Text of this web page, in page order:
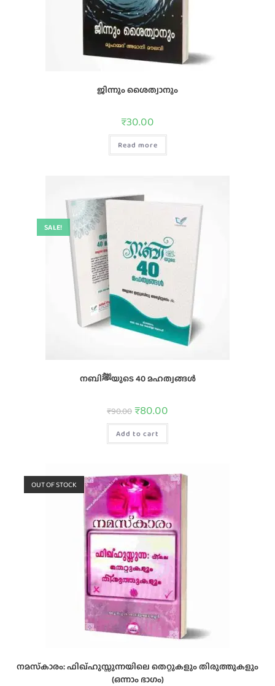
ജിന്നും ശൈത്വാനും
₹30.00
Read more
SALE!
നബിﷺയുടെ 40 മഹത്വങ്ങൾ
₹90.00 ₹80.00
Add to cart
OUT OF STOCK
നമസ്‌കാരം: ഫിഖ്‌ഹുസ്സുന്നയിലെ തെറ്റുകളും തിരുത്തുകളും
(ഒന്നാം ഭാഗം)